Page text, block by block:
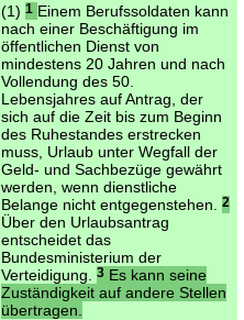
(1) 1 Einem Berufssoldaten kann
nach einer Beschäftigung im
öffentlichen Dienst von
mindestens 20 Jahren und nach
Vollendung des 50.
Lebensjahres auf Antrag, der
sich auf die Zeit bis zum Beginn
des Ruhestandes erstrecken
muss, Urlaub unter Wegfall der
Geld- und Sachbezüge gewährt
werden, wenn dienstliche
Belange nicht entgegenstehen.
2
Über den Urlaubsantrag
entscheidet das
Bundesministerium der
Verteidigung.
3Es kann seine
Zuständigkeit auf andere Stellen
übertragen.